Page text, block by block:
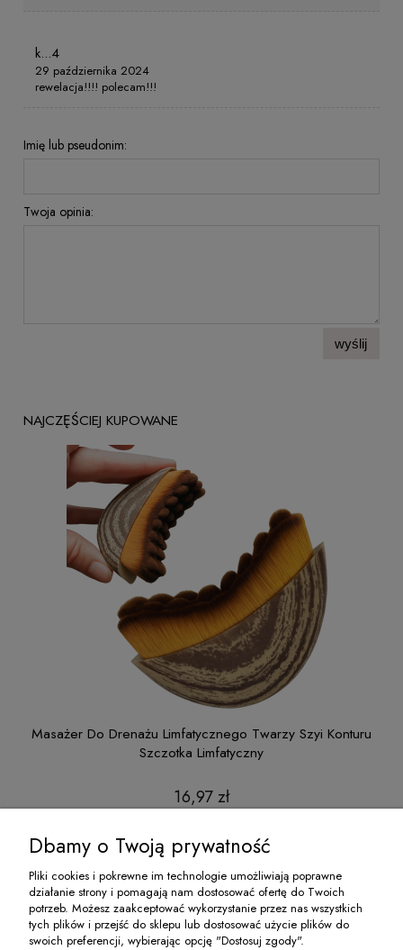
k...4
29 października 2024
rewelacja!!!! polecam!!!
Imię lub pseudonim:
Twoja opinia:
wyślij
NAJCZĘŚCIEJ KUPOWANE
Masażer Do Drenażu Limfatycznego Twarzy Szyi Konturu
Szczotka Limfatyczny
16,97 zł
O NAS
MOJE KONTO
Dbamy o Twoją prywatność
Pliki cookies i pokrewne im technologie umożliwiają poprawne
działanie strony i pomagają nam dostosować ofertę do Twoich
potrzeb. Możesz zaakceptować wykorzystanie przez nas wszystkich
tych plików i przejść do sklepu lub dostosować użycie plików do
swoich preferencji, wybierając opcję "Dostosuj zgody".